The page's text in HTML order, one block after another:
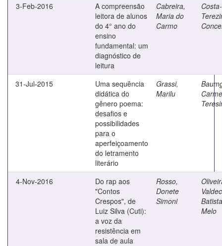
3-Feb-2016
A compreensão
leitora de alunos
do 4° ano do
ensino
fundamental: um
diagnóstico de
leitura
Cabreira,
Maria do
Carmo
31-Jul-2015
Uma sequência
didática do
gênero poema:
desafios e
possibilidades
para o
aperfeiçoamento
do letramento
literário
Grassi,
Marilu
4-Nov-2016
Do rap aos
"Contos
Crespos", de
Luiz Silva (Cuti):
a voz da
resistência em
sala de aula
Rosso,
Donete
Simoni
Melo